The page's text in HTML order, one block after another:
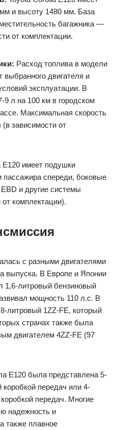
и высоту 1480 мм. База
багажника —
от комплектации.
Расход топлива в модели
выбранного двигателя и
эксплуатации. В
9 л на 100 км в городском
Максимальная скорость
(в зависимости от
E120 имеет подушки
пассажира спереди, боковые
и другие системы
комплектации).
с разными двигателями
выпуска. В Европе и Японии
1,6-литровый бензиновый
мощность 110 л.с. В
литровый 1ZZ-FE, который
странах также была
двигателем 4ZZ-FE (97
Е120 была представлена 5-
коробкой передач или 4-
передач. Многие
надежность и
также плавное